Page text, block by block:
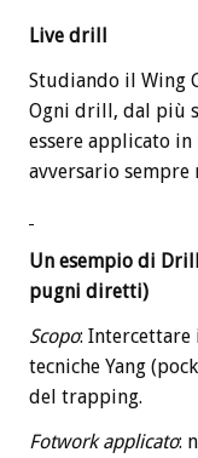
Live drill
Studiando il Wing
Ogni drill, dal più
essere applicato
avversario
Un esempio di
pugni diretti)
Scopo: Intercettare
tecniche Yang
del trapping.
Fotwork applicato: